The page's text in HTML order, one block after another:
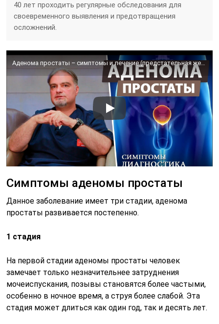
40 лет проходить регулярные обследования для
своевременного выявления и предотвращения
осложнений.
Аденома простаты – симптомы и лечение (предстательная железа)
Симптомы аденомы простаты
Данное заболевание имеет три стадии, аденома
простаты развивается постепенно.
1 стадия
На первой стадии аденомы простаты человек
замечает только незначительнее затруднения
мочеиспускания, позывы становятся более частыми,
особенно в ночное время, а струя более слабой. Эта
стадия может длиться как один год, так и десять лет.